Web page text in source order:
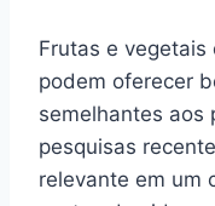
Frutas e
podem oferecer
semelhantes aos
pesquisas
relevante em um